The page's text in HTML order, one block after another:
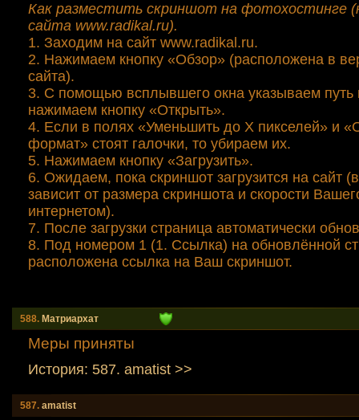
Как разместить скриншот на фотохостинге
сайта www.radikal.ru).
1. Заходим на сайт www.radikal.ru.
2. Нажимаем кнопку «Обзор» (расположена в
сайта).
3. С помощью всплывшего окна указываем путь
нажимаем кнопку «Открыть».
4. Если в полях «Уменьшить до Х пикселей» и
формат» стоят галочки, то убираем их.
5. Нажимаем кнопку «Загрузить».
6. Ожидаем, пока скриншот загрузится на сайт
зависит от размера скриншота и скорости
интернетом).
7. После загрузки страница автоматически
8. Под номером 1 (1. Ссылка) на обновлённой
расположена ссылка на Ваш скриншот.
588. Mатриархат
Меры приняты
История: 587. amatist >>
587. amatist